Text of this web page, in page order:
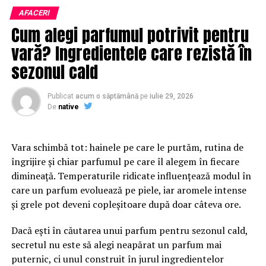
experiență pozitivă contribuie la creșterea încrederii și
la îmbunătățirea ratelor de conversie.
Designul profesional influențează percepția asupra
brandului. O platformă bine organizată transmite
seriozitate și atenție la detalii. În plus, structura clară a
paginilor îi ajută pe vizitatori să găsească rapid
informațiile importante și să interacționeze mai ușor cu
Conținutul are un rol esențial în procesul de atragere și
convingere a publicului. Articolele informative, studiile
de caz și paginile bine optimizate oferă valoare și
demonstrează expertiza companiei. Acest lucru
contribuie la dezvoltarea unei relații solide cu
Pe lângă experiența oferită de website, vizibilitatea este
AFACERI
Cum alegi parfumul potrivit pentru
vară? Ingredientele care rezistă în
sezonul cald
Publicat acum o săptămână pe iulie 29, 2026
De native
Vara schimbă tot: hainele pe care le purtăm, rutina de
îngrijire și chiar parfumul pe care îl alegem în fiecare
dimineață. Temperaturile ridicate influențează modul în
care un parfum evoluează pe piele, iar aromele intense
și grele pot deveni copleșitoare după doar câteva ore.
Dacă ești în căutarea unui parfum pentru sezonul cald,
secretul nu este să alegi neapărat un parfum mai
puternic, ci unul construit în jurul ingredientelor